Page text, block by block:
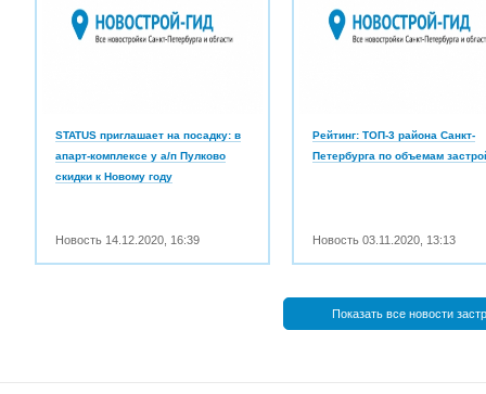
STATUS приглашает на посадку: в
апарт-комплексе у а/п Пулково
скидки к Новому году
Новость 14.12.2020 16:39
Рейтинг: ТОП-3 района Санкт-
Петербурга по объемам
Новость03.11.2020 13:13
Показать все новости